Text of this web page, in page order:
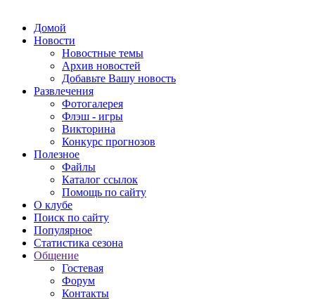
Домой
Новости
Новостные темы
Архив новостей
Добавьте Вашу новость
Развлечения
Фотогалерея
Флэш - игры
Викторина
Конкурс прогнозов
Полезное
Файлы
Каталог ссылок
Помощь по сайту
О клубе
Поиск по сайту
Популярное
Статистика сезона
Общение
Гостевая
Форум
Контакты